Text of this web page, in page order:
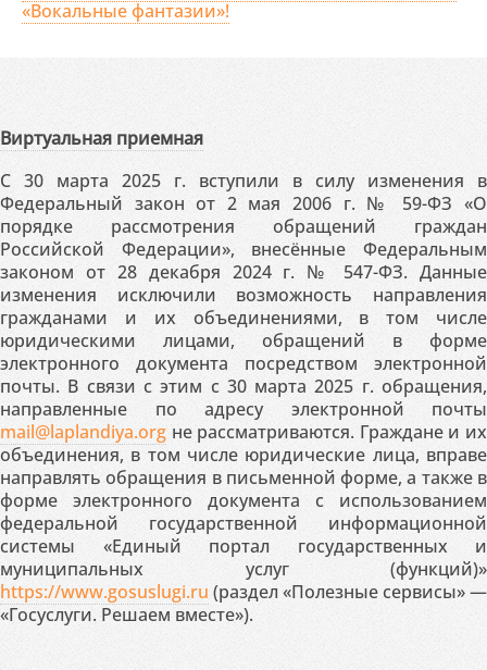
«Вокальные фантазии»!
Виртуальная приемная
С 30 марта 2025 г. вступили в силу изменения в
Федеральный закон от 2 мая 2006 г. № 59-ФЗ «О
порядке рассмотрения обращений граждан
Российской Федерации», внесённые Федеральным
законом от 28 декабря 2024 г. № 547-ФЗ. Данные
изменения исключили возможность направления
гражданами и их объединениями, в том числе
юридическими лицами, обращений в форме
электронного документа посредством электронной
почты. В связи с этим с 30 марта 2025 г. обращения,
направленные по адресу электронной почты
mail@laplandiya.org не рассматриваются. Граждане и их
объединения, в том числе юридические лица, вправе
направлять обращения в письменной форме, а также в
форме электронного документа с использованием
федеральной государственной информационной
системы «Единый портал государственных и
муниципальных услуг (функций)»
https://www.gosuslugi.ru (раздел «Полезные сервисы» —
«Госуслуги. Решаем вместе»).